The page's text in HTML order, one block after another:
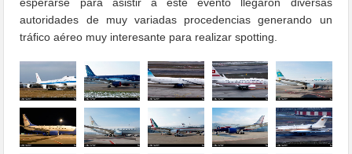
autoridades de muy variadas procedencias generando un
tráfico aéreo muy interesante para realizar spotting.